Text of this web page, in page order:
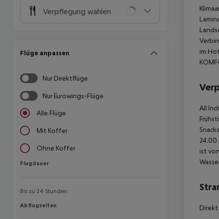
Verpflegung wählen
Flüge anpassen
Nur Direktflüge
Nur Eurowings-Flüge
Alle Flüge
Mit Koffer
Ohne Koffer
Flugdauer
Flugdauer
Bis zu 24 Stunden
Abflugzeiten
Abflugzeiten
im
All
24.00
ist